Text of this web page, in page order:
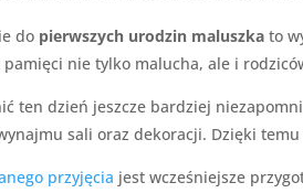
do pierwszych urodzin maluszka to
nie tylko malucha, ale i
ten dzień jeszcze bardziej
sali oraz dekoracji. Dzięki
przyjęcia jest wcześniejsze